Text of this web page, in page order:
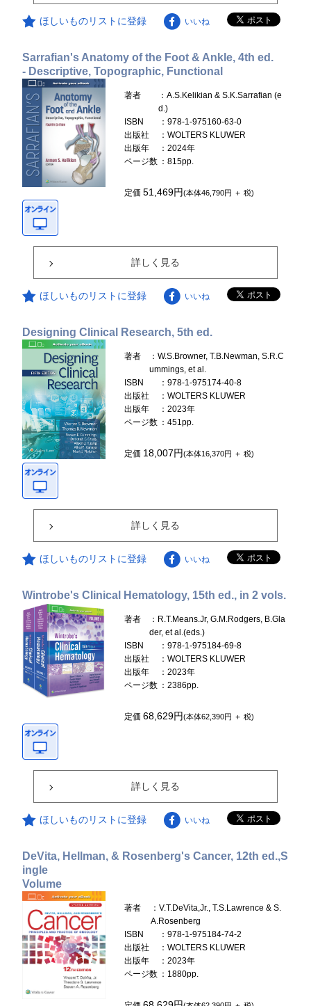
ほしいものリストに登録 いいね
Sarrafian's Anatomy of the Foot & Ankle, 4th ed.
- Descriptive, Topographic, Functional
著者
：A.S.Kelikian & S.K.Sarrafian (e
d.)
ISBN
：978-1-975160-63-0
出版社
：WOLTERS KLUWER
出版年
：2024年
ページ数 ：815pp.
定価51,469円(本体46,790円 ＋ 税)
詳しく見る
ほしいものリストに登録 いいね
Designing Clinical Research, 5th ed.
著者
：W.S.Browner, T.B.Newman, S.R.C
ummings, et al.
ISBN
：978-1-975174-40-8
出版社
：WOLTERS KLUWER
出版年
：2023年
ページ数 ：451pp.
定価 18,007円(本体16,370円 ＋ 税)
詳しく見る
ほしいものリストに登録 いいね
Wintrobe's Clinical Hematology, 15th ed., in 2 vols.
著者
：R.T.Means.Jr, G.M.Rodgers, B.Gla
der, et al.(eds.)
ISBN
：978-1-975184-69-8
出版社
：WOLTERS KLUWER
出版年
：2023年
ページ数 ：2386pp.
定価68,629円(本体62,390円 ＋ 税)
詳しく見る
ほしいものリストに登録 いいね
DeVita, Hellman, & Rosenberg's Cancer, 12th ed.,S
ingle
Volume
著者
：V.T.DeVita,Jr., T.S.Lawrence & S.
A.Rosenberg
ISBN
：978-1-975184-74-2
出版社
：WOLTERS KLUWER
出版年
：2023年
ページ数 ：1880pp.